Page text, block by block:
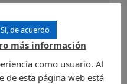
de un tipo de cambio fijo
= 1,25 USD. El
Sí, de acuerdo
más información
como usuario. Al
de esta página web está